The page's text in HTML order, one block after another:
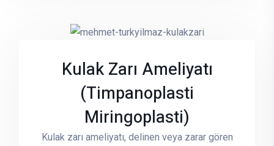
Kulak Zarı Ameliyatı
(Timpanoplasti
Miringoplasti)
Kulak zarı ameliyatı, delinen veya zarar gören